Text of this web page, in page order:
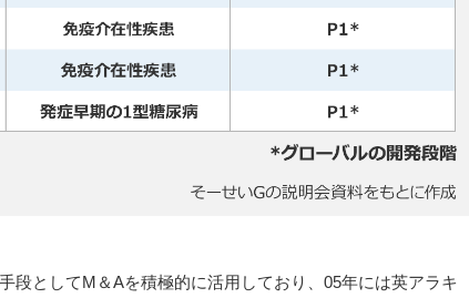
段としてM＆Aを積極的に活用しており、05年には英アラキ